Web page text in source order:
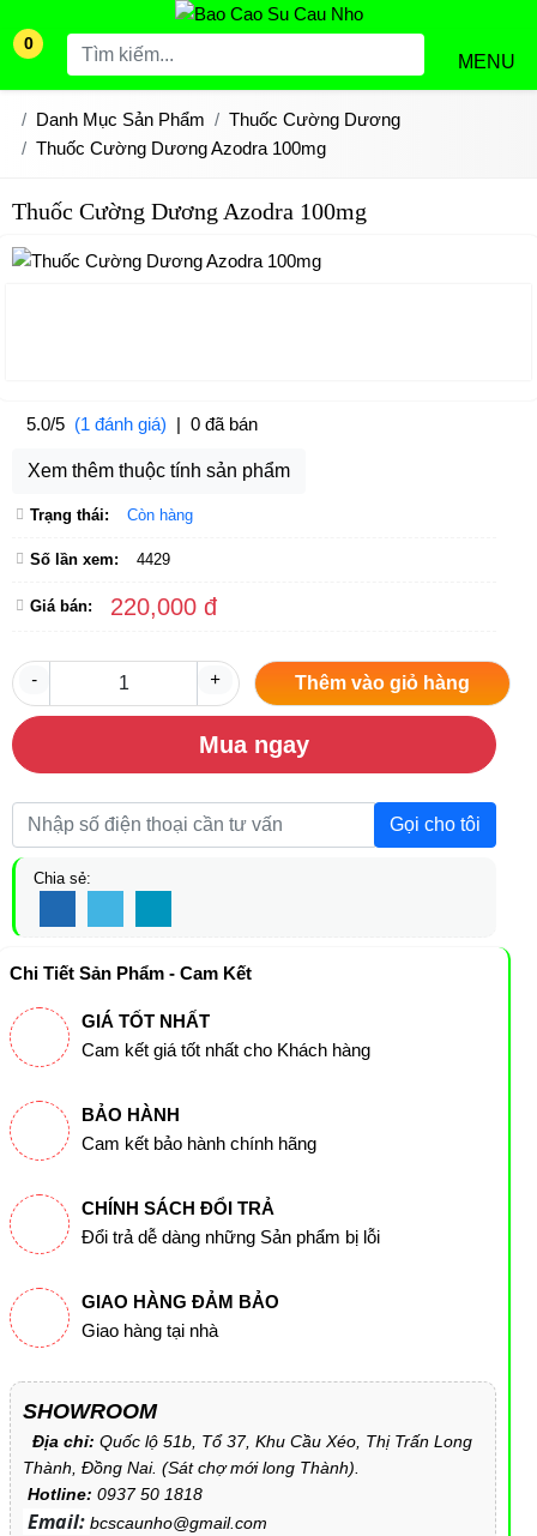
0
MENU
Danh Mục Sản Phẩm
Thuốc Cường Dương
Thuốc Cường Dương Azodra 100mg
Thuốc Cường Dương Azodra 100mg
5.0/5 (1 đánh giá) | 0 đã bán
Xem thêm thuộc tính sản phẩm
Trạng thái: Còn hàng
Số lần xem: 4429
Giá bán: 220,000 đ
- + Thêm vào giỏ hàng
Mua ngay
Gọi cho tôi
Chia sẻ:
Chi Tiết Sản Phẩm - Cam Kết
GIÁ TỐT NHẤT
Cam kết giá tốt nhất cho Khách hàng
BẢO HÀNH
Cam kết bảo hành chính hãng
CHÍNH SÁCH ĐỔI TRẢ
Đổi trả dễ dàng những Sản phẩm bị lỗi
GIAO HÀNG ĐẢM BẢO
Giao hàng tại nhà
SHOWROOM
Địa chỉ: Quốc lộ 51b, Tổ 37, Khu Cầu Xéo, Thị Trấn Long
Thành, Đồng Nai. (Sát chợ mới long Thành).
Hotline: 0937 50 1818
Email: bcscaunho@gmail.com